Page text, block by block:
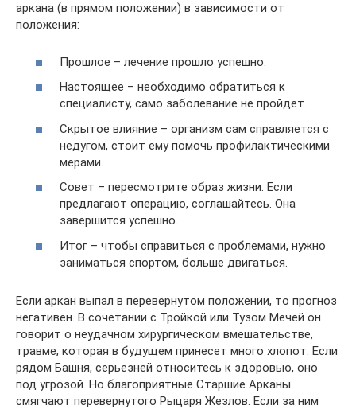
аркана (в прямом положении) в зависимости от
положения:
Прошлое – лечение прошло успешно.
Настоящее – необходимо обратиться к
специалисту, само заболевание не пройдет.
Скрытое влияние – организм сам справляется с
недугом, стоит ему помочь профилактическими
мерами.
Совет – пересмотрите образ жизни. Если
предлагают операцию, соглашайтесь. Она
завершится успешно.
Итог – чтобы справиться с проблемами, нужно
заниматься спортом, больше двигаться.
Если аркан выпал в перевернутом положении, то прогноз
негативен. В сочетании с Тройкой или Тузом Мечей он
говорит о неудачном хирургическом вмешательстве,
травме, которая в будущем принесет много хлопот. Если
рядом Башня, серьезней относитесь к здоровью, оно
под угрозой. Но благоприятные Старшие Арканы
смягчают перевернутого Рыцаря Жезлов. Если за ним